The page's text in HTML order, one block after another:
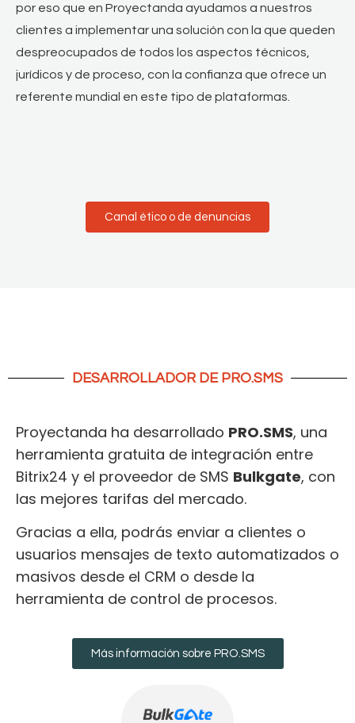
por eso que en Proyectanda ayudamos a nuestros
clientes a implementar una solución con la que queden
despreocupados de todos los aspectos técnicos,
jurídicos y de proceso, con la confianza que ofrece un
referente mundial en este tipo de plataformas.
Canal ético o de denuncias
DESARROLLADOR DE PRO.SMS
Proyectanda ha desarrollado PRO.SMS, una
herramienta gratuita de integración entre
Bitrix24 y el proveedor de SMS Bulkgate, con
las mejores tarifas del mercado.
Gracias a ella, podrás enviar a clientes o
usuarios mensajes de texto automatizados o
masivos desde el CRM o desde la
herramienta de control de procesos.
Más información sobre PRO.SMS